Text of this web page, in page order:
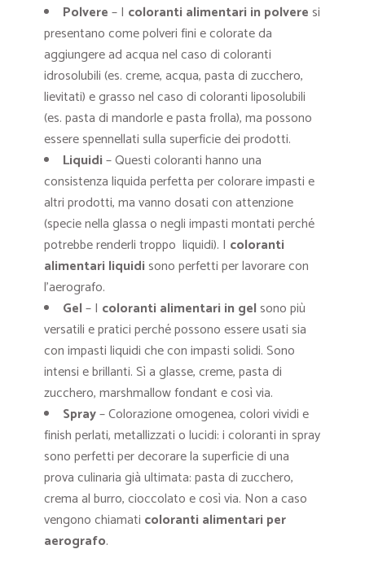
Polvere– I coloranti alimentari in polvere si
presentano come polveri fini e colorate da
aggiungere ad acqua nel caso di coloranti
idrosolubili (es. creme, acqua, pasta di zucchero,
lievitati) e grasso nel caso di coloranti liposolubili
(es. pasta di mandorle e pasta frolla), ma possono
essere spennellati sulla superficie dei prodotti.
Liquidi– Questi coloranti hanno una
consistenza liquida perfetta per colorare impasti e
altri prodotti, ma vanno dosati con attenzione
(specie nella glassa o negli impasti montati perché
potrebbe renderli troppo liquidi). I coloranti
alimentari liquidi sono perfetti per lavorare con
l’aerografo.
Gel– I coloranti alimentari in gel sono più
versatili e pratici perché possono essere usati sia
con impasti liquidi che con impasti solidi. Sono
intensi e brillanti. Sì a glasse, creme, pasta di
zucchero, marshmallow fondant e così via.
Spray– Colorazione omogenea, colori vividi e
finish perlati, metallizzati o lucidi: i coloranti in spray
sono perfetti per decorare la superficie di una
prova culinaria già ultimata: pasta di zucchero,
crema al burro, cioccolato e così via. Non a caso
vengono chiamati coloranti alimentari per
aerografo.